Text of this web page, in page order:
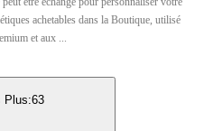
achetables dans la Boutique, utilisé
et aux ...
Plus:63